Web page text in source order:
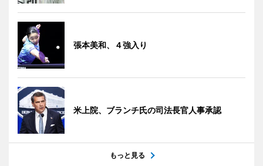
張本美和、４強入り
米上院、ブランチ氏の司法長官人事承認
もっと見る